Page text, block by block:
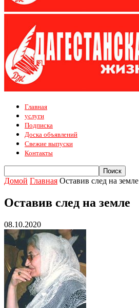
Главная
услуги
Подписка
Доска объявлений
Свежие выпуски
Контакты
Домой Главная Оставив след на земле
Оставив след на земле
08.10.2020